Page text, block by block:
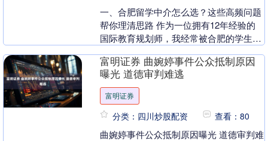
一、合肥留学中介怎么选？这些高频问题
帮你理清思路 作为一位拥有12年经验的
国际教育规划师，我经常被合肥的学生和
备2026年留....
富明证券 曲婉婷事件公众抵制原因
曝光 道德审判难逃
富明证券
分类：四川炒股配资 查看：80
曲婉婷事件公众抵制原因曝光 道德审判难